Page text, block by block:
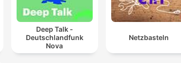
Deep Talk -
Deutschlandfunk
Nova
Netzbasteln